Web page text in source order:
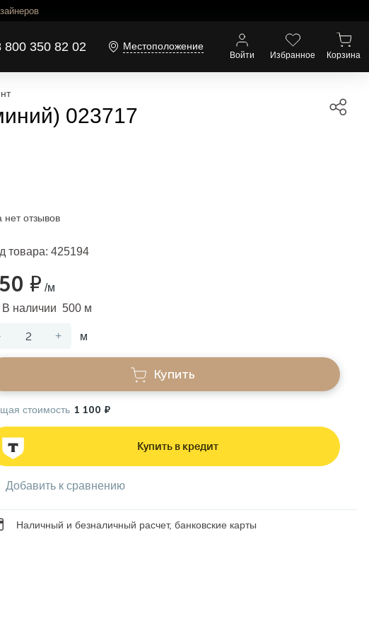
Местоположение
800 350 82 02
Избранное Корзина
Войти
023717
нет отзывов
товара: 425194
₽ /м
В наличии 500 м
+ м
Купить
стоимость 1 100 ₽
Купить в кредит
Добавить к сравнению
Наличный и безналичный расчет, банковские карты